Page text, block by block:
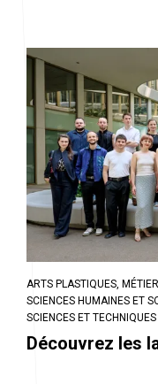
ARTS PLASTIQUES,
SCIENCES HUMAINES ET
SCIENCES ET TECHNIQUES
Découvrez les